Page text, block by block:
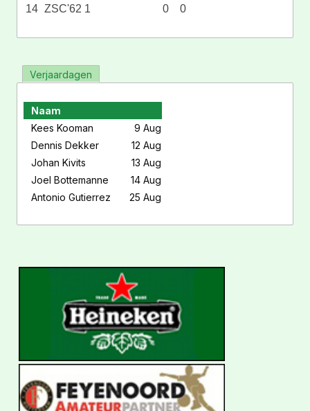
14 ZSC'62 1 0 0
Verjaardagen
Naam
Kees Kooman
9 Aug
Dennis Dekker
12 Aug
Johan Kivits
13 Aug
Joel Bottemanne
14 Aug
Antonio Gutierrez
25 Aug